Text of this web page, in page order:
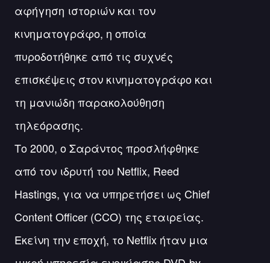
αφήγηση ιστοριών και τον
κινηματογράφο, η οποία
πυροδοτήθηκε από τις συχνές
επισκέψεις στον κινηματογράφο και
τη μανιώδη παρακολούθηση
τηλεόρασης.
Το 2000, ο Σαράντος προσλήφθηκε
από τον ιδρυτή του Netflix, Reed
Hastings, για να υπηρετήσει ως Chief
Content Officer (CCO) της εταιρείας.
Εκείνη την εποχή, το Netflix ήταν μια